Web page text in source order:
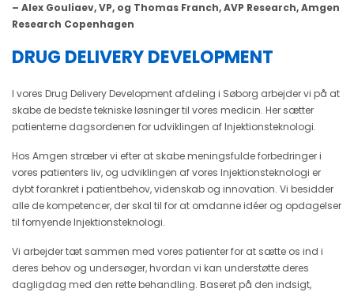
– Alex Gouliaev, VP, og Thomas Franch, AVP Research, Amgen
Research Copenhagen
DRUG DELIVERY DEVELOPMENT
I vores Drug Delivery Development afdeling i Søborg arbejder vi på at
skabe de bedste tekniske løsninger til vores medicin. Her sætter
patienterne dagsordenen for udviklingen af Injektionsteknologi.
Hos Amgen stræber vi efter at skabe meningsfulde forbedringer i
vores patienters liv, og udviklingen af vores Injektionsteknologi er
dybt forankret i patientbehov, videnskab og innovation. Vi besidder
alle de kompetencer, der skal til for at omdanne idéer og opdagelser
til fornyende Injektionsteknologi.
Vi arbejder tæt sammen med vores patienter for at sætte os ind i
deres behov og undersøger, hvordan vi kan understøtte deres
dagligdag med den rette behandling. Baseret på den indsigt,